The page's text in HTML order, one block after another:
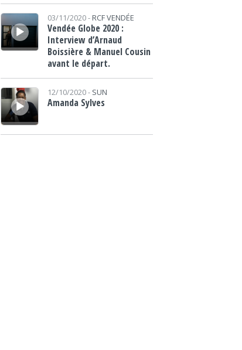
Lecteur audio
03/11/2020 - RCF VENDÉE
Vendée Globe 2020 :
Interview d’Arnaud
Boissière & Manuel Cousin
avant le départ.
Lecteur audio
12/10/2020 - SUN
Amanda Sylves